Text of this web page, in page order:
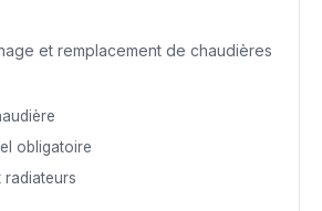
et remplacement de chaudières
obligatoire
radiateurs